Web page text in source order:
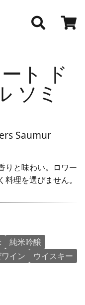
ト ド
ソミ
Saumur
りと味わい。ロワー
理を選びません。
純米吟醸
ワイン ウイスキー